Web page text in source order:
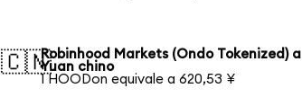
🇨🇳Robinhood Markets (Ondo Tokenized) a
Yuan chino
1 HOODon equivale a 620,53 ¥